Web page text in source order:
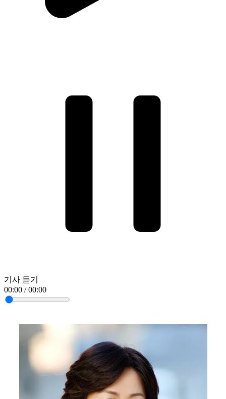
기사 듣기
00:00 / 00:00